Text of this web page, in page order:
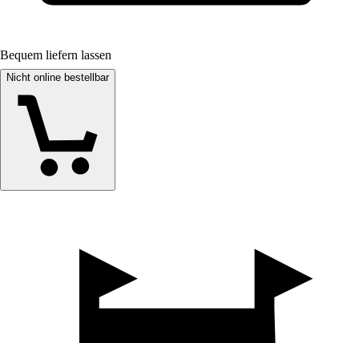
Bequem liefern lassen
Nicht online bestellbar